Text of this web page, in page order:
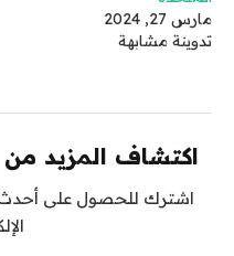
مارس 27, 2024
تدوينة مشابهة
اكتشاف المزيد من
اشترك للحصول على أحدث